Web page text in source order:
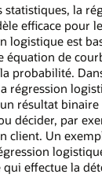
la
efficace pour
logistique est
équation de
probabilité.
régression
résultat
décider, par
client. Un
effectue la